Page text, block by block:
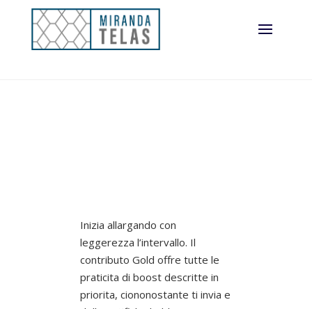
Inizia allargando con
leggerezza l’intervallo. Il
contributo Gold offre tutte le
praticita di boost descritte in
priorita, ciononostante ti invia e